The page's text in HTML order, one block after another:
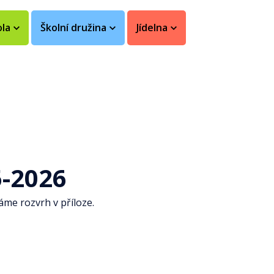
Školní družina Jídelna
rozvrh v příloze.